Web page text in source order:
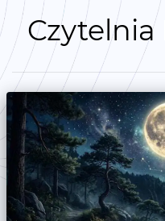
Czytelnia